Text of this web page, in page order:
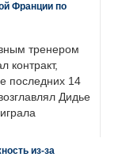
Франции по
тренером
контракт,
последних 14
Дидье
из-за